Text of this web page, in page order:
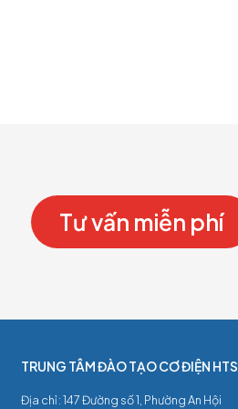
Tư vấn miễn phí
TRUNG TÂM ĐÀO TẠO CƠ ĐIỆN HTS
Địa chỉ : 147 Đường số 1, Phường An Hội